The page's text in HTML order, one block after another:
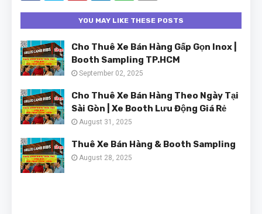
YOU MAY LIKE THESE POSTS
Cho Thuê Xe Bán Hàng Gấp Gọn Inox |
Booth Sampling TP.HCM
September 02, 2025
Cho Thuê Xe Bán Hàng Theo Ngày Tại
Sài Gòn | Xe Booth Lưu Động Giá Rẻ
August 31, 2025
Thuê Xe Bán Hàng & Booth Sampling
August 28, 2025